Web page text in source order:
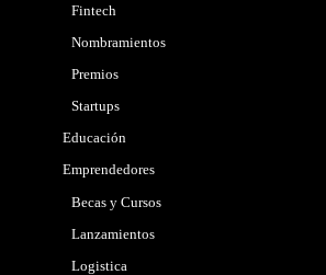
Fintech
Nombramientos
Premios
Startups
Educación
Emprendedores
Becas y Cursos
Lanzamientos
Logistica